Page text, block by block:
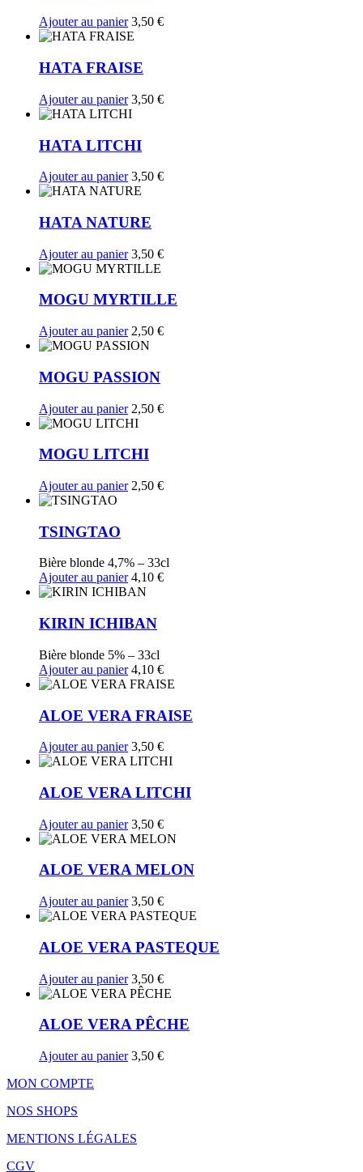
Ajouter au panier 3,50 €
HATA FRAISE
Ajouter au panier 3,50 €
HATA LITCHI
Ajouter au panier 3,50 €
HATA NATURE
Ajouter au panier 3,50 €
MOGU MYRTILLE
Ajouter au panier 2,50 €
MOGU PASSION
Ajouter au panier 2,50 €
MOGU LITCHI
Ajouter au panier 2,50 €
TSINGTAO
Bière blonde 4,7% – 33cl
Ajouter au panier 4,10 €
KIRIN ICHIBAN
Bière blonde 5% – 33cl
Ajouter au panier 4,10 €
ALOE VERA FRAISE
Ajouter au panier 3,50 €
ALOE VERA LITCHI
Ajouter au panier 3,50 €
ALOE VERA MELON
Ajouter au panier 3,50 €
ALOE VERA PASTEQUE
Ajouter au panier 3,50 €
ALOE VERA PÊCHE
Ajouter au panier 3,50 €
MON COMPTE
NOS SHOPS
MENTIONS LÉGALES
CGV